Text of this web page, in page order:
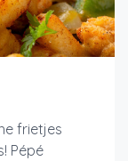
frietjes
Pépé